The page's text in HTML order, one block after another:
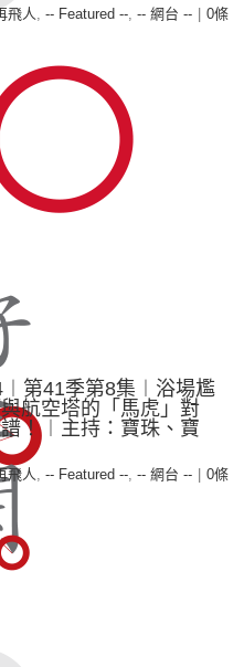
飛人, -- Featured --, -- 網台 --
0條
第41季第8集︱浴場尷
航空塔的「馬虎」對
！︱主持：寶珠、寶
飛人, -- Featured --, -- 網台 --
0條